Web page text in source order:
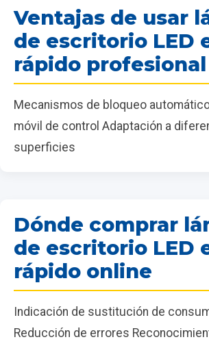
Ventajas de usar
de escritorio LED
rápido profesional
Mecanismos de bloqueo
móvil de control Adaptación a
superficies
Dónde comprar
de escritorio LED
rápido online
Indicación de sustitución de
Reducción de errores